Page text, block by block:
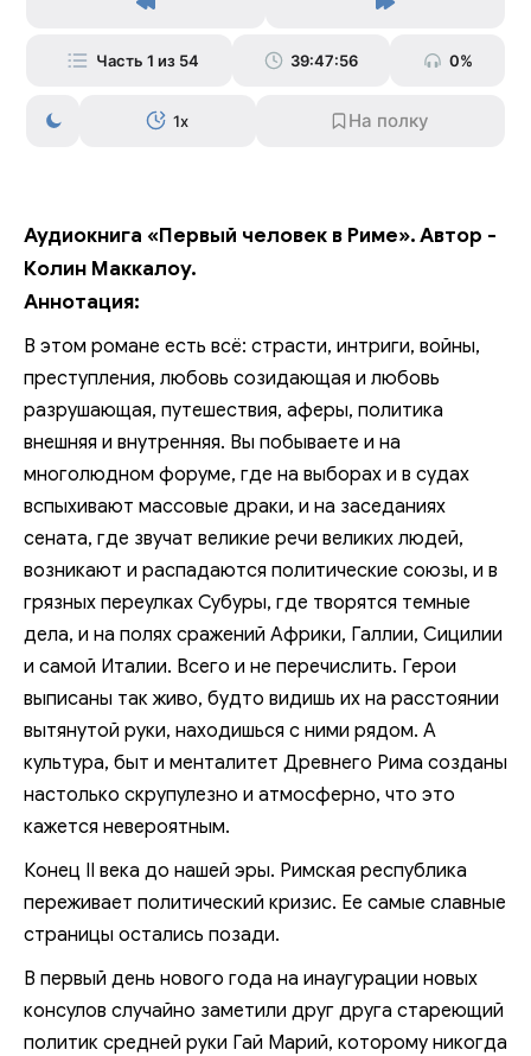
Часть 1 из 54 39:47:56 0%
1x
Аудиокнига «Первый человек в Риме». Автор -
Колин Маккалоу.
Аннотация:
В этом романе есть всё: страсти, интриги, войны,
преступления, любовь созидающая и любовь
разрушающая, путешествия, аферы, политика
внешняя и внутренняя. Вы побываете и на
многолюдном форуме, где на выборах и в судах
вспыхивают массовые драки, и на заседаниях
сената, где звучат великие речи великих людей,
возникают и распадаются политические союзы, и в
грязных переулках Субуры, где творятся темные
дела, и на полях сражений Африки, Галлии, Сицилии
и самой Италии. Всего и не перечислить. Герои
выписаны так живо, будто видишь их на расстоянии
вытянутой руки, находишься с ними рядом. А
культура, быт и менталитет Древнего Рима созданы
настолько скрупулезно и атмосферно, что это
кажется невероятным.
Конец II века до нашей эры. Римская республика
переживает политический кризис. Ее самые славные
страницы остались позади.
В первый день нового года на инаугурации новых
консулов случайно заметили друг друга стареющий
политик средней руки Гай Марий, которому никогда